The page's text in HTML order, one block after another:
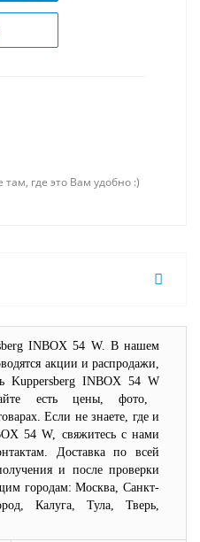
где это Вам удобно :)
INBOX 54 W. В нашем
акции и распродажи,
Kuppersberg INBOX 54 W
есть цены, фото,
Если не знаете, где и
54W, свяжитесь с нами
Доставка по всей
и после проверки
городам: Москва, Санкт-
Калуга, Тула, Тверь,